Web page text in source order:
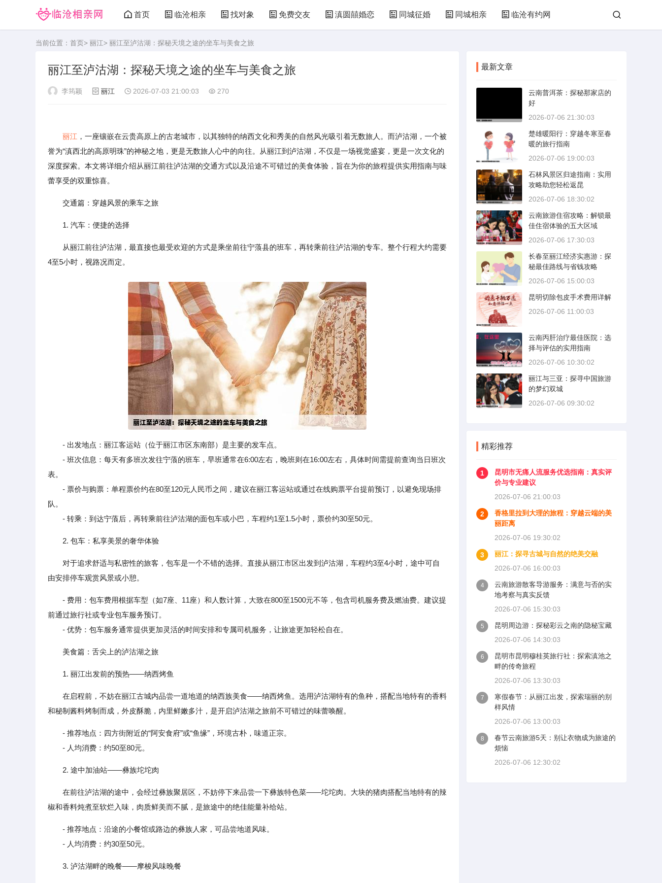
首页 临沧相亲 找对象 免费交友 滇圆囍婚恋 同城征婚 同城相亲 临沧有约网
当前位置： 首页> 丽江> 丽江至泸沽湖：探秘天境之途的坐车与美食之旅
丽江至泸沽湖：探秘天境之途的坐车与美食之旅
李筠颖 丽江 2026-07-03 21:00:03 270
丽江 ，一座镶嵌在云贵高原上的古老城市，以其独特的纳西文化和秀美的自然风光吸引着无数旅人。而泸沽湖，一个被
誉为“滇西北的高原明珠”的神秘之地，更是无数旅人心中的向往。从丽江到泸沽湖，不仅是一场视觉盛宴，更是一次文化的
深度探索。本文将详细介绍从丽江前往泸沽湖的交通方式以及沿途不可错过的美食体验，旨在为你的旅程提供实用指南与味
蕾享受的双重惊喜。
交通篇：穿越风景的乘车之旅
1. 汽车：便捷的选择
从丽江前往泸沽湖，最直接也最受欢迎的方式是乘坐前往宁蒗县的班车，再转乘前往泸沽湖的专车。整个行程大约需要
4至5小时，视路况而定。
- 出发地点：丽江客运站（位于丽江市区东南部）是主要的发车点。
- 班次信息：每天有多班次发往宁蒗的班车，早班通常在6:00左右，晚班则在16:00左右，具体时间需提前查询当日班次
表。
- 票价与购票：单程票价约在80至120元人民币之间，建议在丽江客运站或通过在线购票平台提前预订，以避免现场排
队。
- 转乘：到达宁蒗后，再转乘前往泸沽湖的面包车或小巴，车程约1至1.5小时，票价约30至50元。
2. 包车：私享美景的奢华体验
对于追求舒适与私密性的旅客，包车是一个不错的选择。直接从丽江市区出发到泸沽湖，车程约3至4小时，途中可自
由安排停车观赏风景或小憩。
- 费用：包车费用根据车型（如7座、11座）和人数计算，大致在800至1500元不等，包含司机服务费及燃油费。建议提
前通过旅行社或专业包车服务预订。
- 优势：包车服务通常提供更加灵活的时间安排和专属司机服务，让旅途更加轻松自在。
美食篇：舌尖上的泸沽湖之旅
1. 丽江出发前的预热——纳西烤鱼
在启程前，不妨在丽江古城内品尝一道地道的纳西族美食——纳西烤鱼。选用泸沽湖特有的鱼种，搭配当地特有的香料
和秘制酱料烤制而成，外皮酥脆，内里鲜嫩多汁，是开启泸沽湖之旅前不可错过的味蕾唤醒。
- 推荐地点：四方街附近的“阿安食府”或“鱼缘”，环境古朴，味道正宗。
- 人均消费：约50至80元。
2. 途中加油站——彝族坨坨肉
在前往泸沽湖的途中，会经过彝族聚居区，不妨停下来品尝一下彝族特色菜——坨坨肉。大块的猪肉搭配当地特有的辣
椒和香料炖煮至软烂入味，肉质鲜美而不腻，是旅途中的绝佳能量补给站。
- 推荐地点：沿途的小餐馆或路边的彝族人家，可品尝地道风味。
- 人均消费：约30至50元。
3. 泸沽湖畔的晚餐——摩梭风味晚餐
最新文章
云南普洱茶：探秘那家店的
好
2026-07-06 21:30:03
楚雄暖阳行：穿越冬寒至春
暖的旅行指南
2026-07-06 19:00:03
石林风景区归途指南：实用
攻略助您轻松返昆
2026-07-06 18:30:02
云南旅游住宿攻略：解锁最
佳住宿体验的五大区域
2026-07-06 17:30:03
长春至丽江经济实惠游：探
秘最佳路线与省钱攻略
2026-07-06 15:00:03
昆明切除包皮手术费用详解
2026-07-06 11:00:03
云南丙肝治疗最佳医院：选
择与评估的实用指南
2026-07-06 10:30:02
丽江与三亚：探寻中国旅游
的梦幻双城
2026-07-06 09:30:02
精彩推荐
1
昆明市无痛人流服务优选指南：真实评
价与专业建议
2026-07-06 21:00:03
2
香格里拉到大理的旅程：穿越云端的美
丽距离
2026-07-06 19:30:02
3
丽江：探寻古城与自然的绝美交融
2026-07-06 16:00:03
4
云南旅游散客导游服务：满意与否的实
地考察与真实反馈
2026-07-06 15:30:03
5
昆明周边游：探秘彩云之南的隐秘宝藏
2026-07-06 14:30:03
6
昆明市昆明穆桂英旅行社：探索滇池之
畔的传奇旅程
2026-07-06 13:30:03
7
寒假春节：从丽江出发，探索瑞丽的别
样风情
2026-07-06 13:00:03
8
春节云南旅游5天：别让衣物成为旅途的
烦恼
2026-07-06 12:30:02